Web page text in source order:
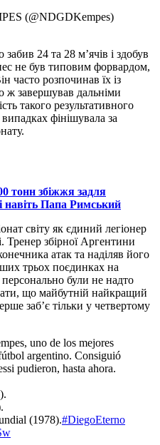
(@NDGDKempes)
24 та 28 м’ячів і здобув
не був типовим форвардом,
часто розпочинав їх із
ж завершував дальніми
такого результативного
фінішувала за
тонн збіжжя задля
навіть Папа Римський
світу як єдиний легіонер
Тренер збірної Аргентини
атак та наділяв його
трьох поєдинках на
були не надто
що майбутній найкращий
заб’є тільки у четвертому
uno de los mejores
argentino. Consiguió
pudieron, hasta ahora.
(1978).#DiegoEterno